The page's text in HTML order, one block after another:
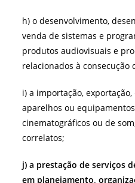
h) o desenvolvimento,
venda de sistemas e
produtos audiovisuais e
relacionados à consecução
i) a importação,
aparelhos ou
cinematográficos ou de
correlatos;
j) a prestação de serviços
em planejamento,